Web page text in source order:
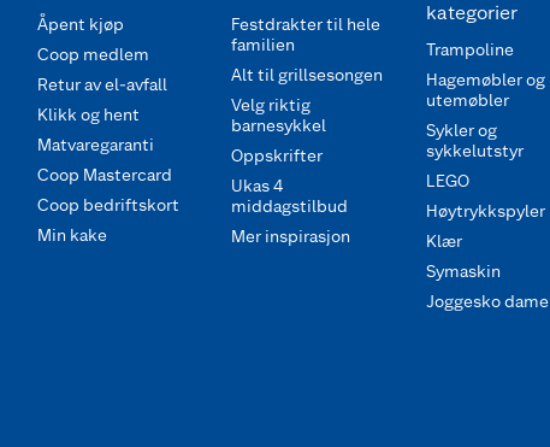
Åpent kjøp
Coop medlem
Retur av el-avfall
Klikk og hent
Matvaregaranti
Coop Mastercard
Coop bedriftskort
Min kake
Festdrakter til hele
familien
Alt til grillsesongen
Velg riktig
barnesykkel
Oppskrifter
Ukas 4
middagstilbud
Mer inspirasjon
kategorier
Trampoline
Hagemøbler og
utemøbler
Sykler og
sykkelutstyr
LEGO
Høytrykkspyler
Klær
Symaskin
Joggesko dame